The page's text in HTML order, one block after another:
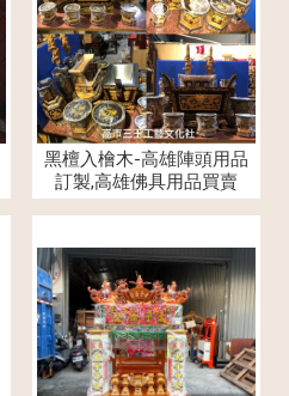
黑檀入檜木-高雄陣頭用品
訂製,高雄佛具用品買賣